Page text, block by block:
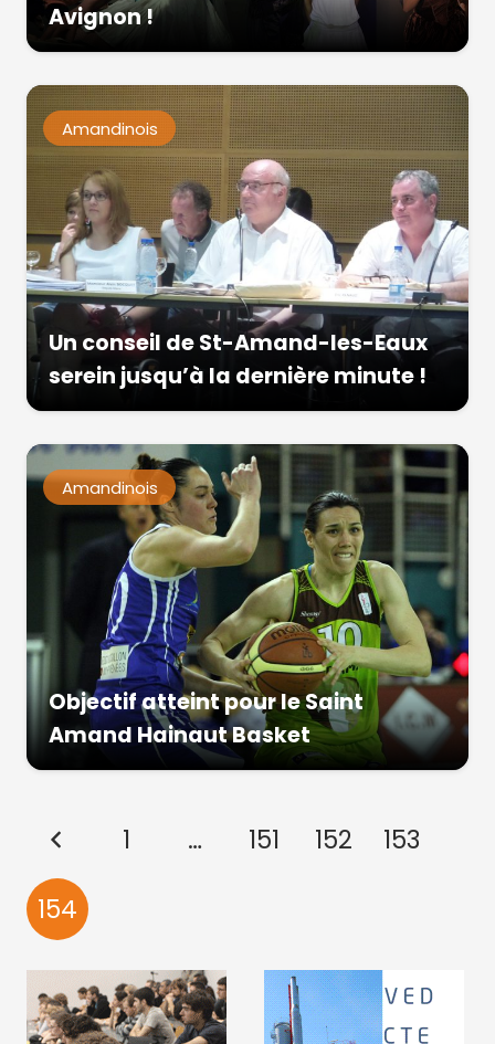
Avignon !
Amandinois
Un conseil de St-Amand-les-Eaux
serein jusqu’à la dernière minute !
Amandinois
Objectif atteint pour le Saint
Amand Hainaut Basket
1 … 151 152
153
154